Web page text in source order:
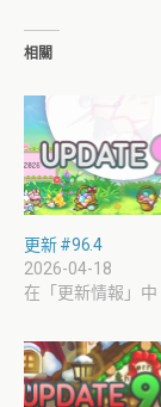
相關
更新 #96.4
2026-04-18
在「更新情報」中